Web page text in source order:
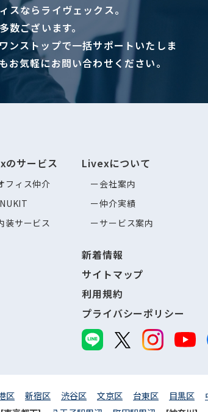
ならライヴェックス。
ございます。
ンストップで一括サポートいたしま
気軽にお問い合わせください。
のサービス
フィス仲介
装サービス
Livexについて
会社案内
仲介実績
サービス案内
新着情報
サイトマップ
利用規約
プライバシーポリシー
区 新宿区 渋谷区 文京区 台東区 目黒区